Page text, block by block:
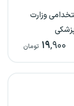
وزارت
۱۹,۹۰۰ تومان